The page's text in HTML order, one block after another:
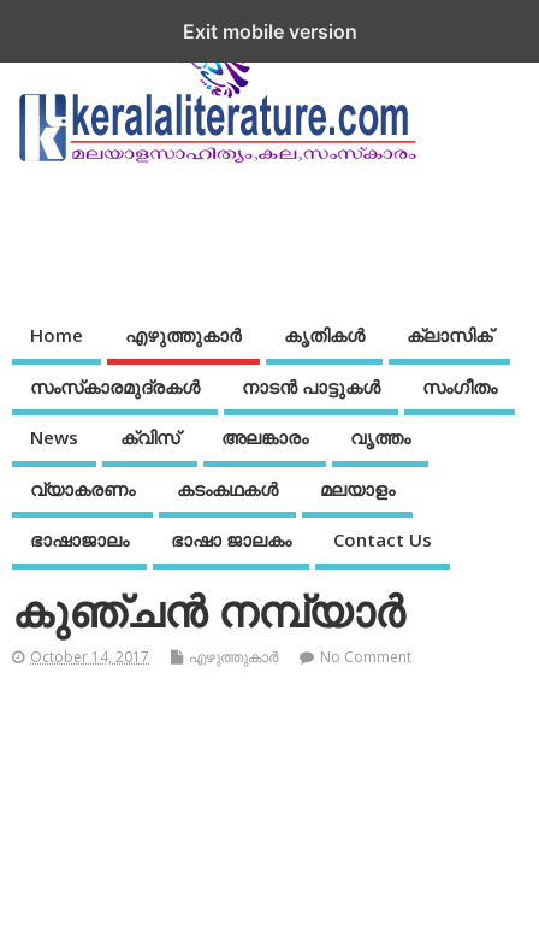
Home എഴുത്തുകാര്‍ കൃതികൾ ക്ലാസിക്
സംസ്‌കാരമുദ്രകള്‍ നാടന്‍ പാട്ടുകള്‍ സംഗീതം
News ക്വിസ് അലങ്കാരം വൃത്തം
വ്യാകരണം കടംകഥകള്‍ മലയാളം
ഭാഷാജാലം ഭാഷാ ജാലകം Contact Us
കുഞ്ചന്‍ നമ്പ്യാര്‍
October 14, 2017 എഴുത്തുകാര്‍ No Comment
Exit mobile version